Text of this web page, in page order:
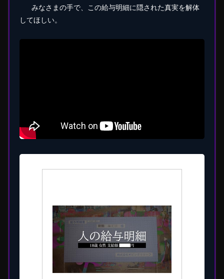
みなさまの手で、この給与明細に隠された真実を解体
してほしい。